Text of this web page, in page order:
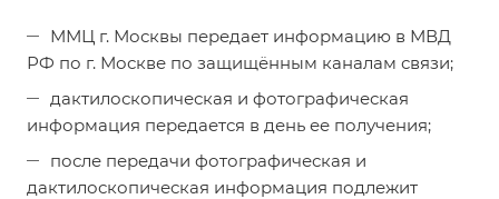
ММЦ г. Москвы передает информацию в МВД
РФ по г. Москве по защищённым каналам связи;
дактилоскопическая и фотографическая
информация передается в день ее получения;
после передачи фотографическая и
дактилоскопическая информация подлежит